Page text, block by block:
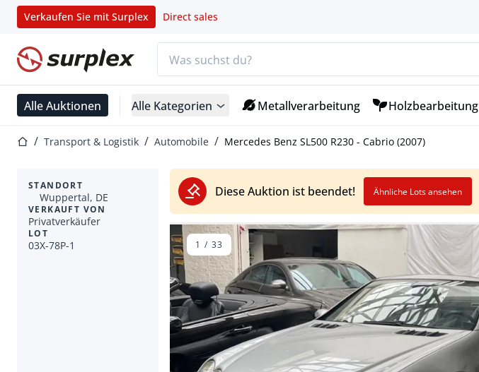
Verkaufen Sie mit Surplex Direct sales
Startseite
Alle Auktionen Alle Kategorien Metallverarbeitung Holzbearbeitung
StartseiteTransport & Logistik Automobile Mercedes Benz SL500 R230 - Cabrio (2007)
Diese Auktion ist beendet! Ähnliche Lots ansehen
STANDORT
Wuppertal, DE
VERKAUFT VON
Privatverkäufer
LOT
03X-78P-1 1 / 33